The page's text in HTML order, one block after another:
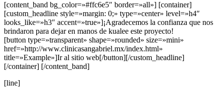
[content_band bg_color=»#ffc6e5″ border=»all»] [container]
[custom_headline style=»margin: 0;» type=»center» level=»h4″
looks_like=»h3″ accent=»true»]¡Agradecemos la confianza que nos
brindaron para dejar en manos de kualee este proyecto!
[button type=»transparent» shape=»rounded» size=»mini»
href=»http://www.clinicasangabriel.mx/index.html»
title=»Example»]Ir al sitio web[/button][/custom_headline]
[/container] [/content_band]
[line]